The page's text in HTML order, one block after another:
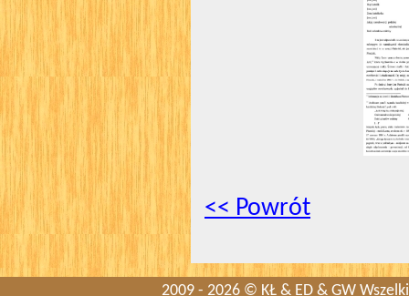
<< Powrót
2009 - 2026 © KŁ & ED & GW